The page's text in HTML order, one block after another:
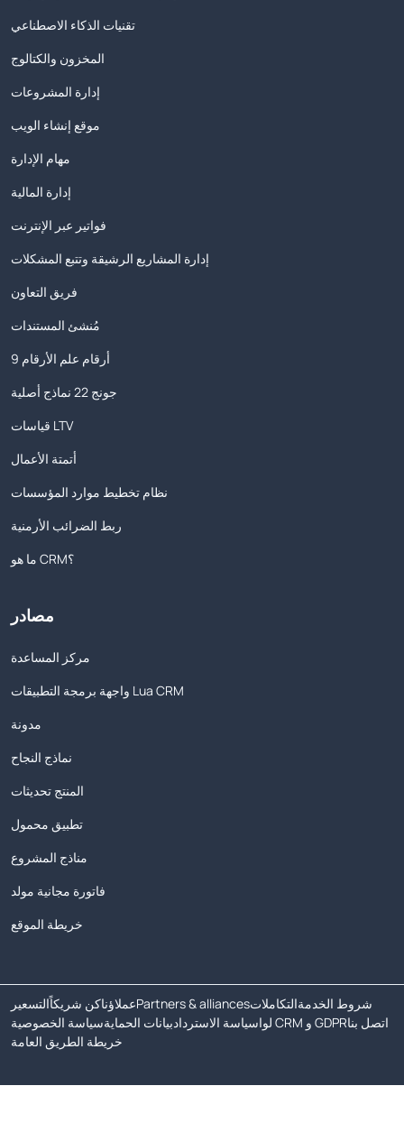
تقنيات الذكاء الاصطناعي
المخزون والكتالوج
إدارة المشروعات
موقع إنشاء الويب
مهام الإدارة
إدارة المالية
فواتير عبر الإنترنت
إدارة المشاريع الرشيقة وتتبع المشكلات
فريق التعاون
مُنشئ المستندات
9 أرقام علم الأرقام
جونج 22 نماذج أصلية
قياسات LTV
أتمتة الأعمال
نظام تخطيط موارد المؤسسات
ربط الضرائب الأرمنية
ما هو CRM؟
مصادر
مركز المساعدة
واجهة برمجة التطبيقات Lua CRM
مدونة
نماذج النجاح
المنتج تحديثات
تطبيق محمول
مناذج المشروع
فاتورة مجانية مولد
خريطة الموقع
التسعيركن شريكاًعملاؤناPartners & alliancesالتكاملاتشروط الخدمة
سياسة الخصوصيةبيانات الحمايةسياسة الاسترداد لوا CRM و GDPRاتصل بنا
خريطة الطريق العامة